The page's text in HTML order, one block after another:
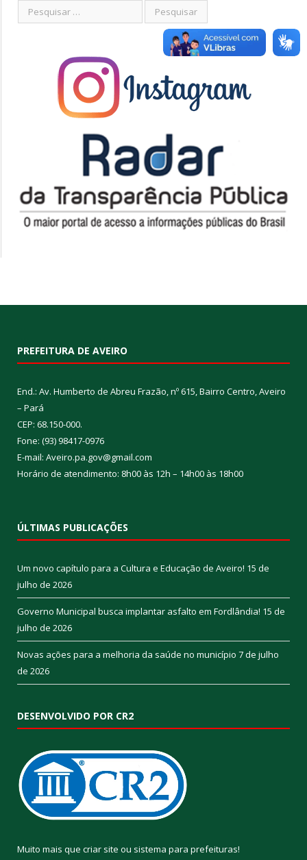
PREFEITURA DE AVEIRO
End.: Av. Humberto de Abreu Frazão, nº 615, Bairro Centro, Aveiro
– Pará
CEP: 68.150-000.
Fone: (93) 98417-0976
E-mail: Aveiro.pa.gov@gmail.com
Horário de atendimento: 8h00 às 12h – 14h00 às 18h00
ÚLTIMAS PUBLICAÇÕES
Um novo capítulo para a Cultura e Educação de Aveiro! 15 de
julho de 2026
Governo Municipal busca implantar asfalto em Fordlândia! 15 de
julho de 2026
Novas ações para a melhoria da saúde no município 7 de julho
de 2026
DESENVOLVIDO POR CR2
Muito mais que criar site ou sistema para prefeituras!